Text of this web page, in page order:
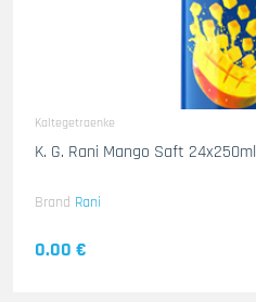
Kaltegetraenke
K. G. Rani Mango Saft 24x250ml
Brand Rani
0.00 €